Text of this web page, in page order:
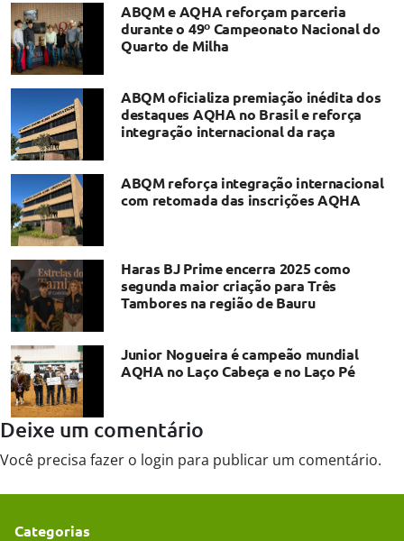
ABQM e AQHA reforçam parceria
durante o 49º Campeonato Nacional do
Quarto de Milha
ABQM oficializa premiação inédita dos
destaques AQHA no Brasil e reforça
integração internacional da raça
ABQM reforça integração internacional
com retomada das inscrições AQHA
Haras BJ Prime encerra 2025 como
segunda maior criação para Três
Tambores na região de Bauru
Junior Nogueira é campeão mundial
AQHA no Laço Cabeça e no Laço Pé
Deixe um comentário
Você precisa fazer o login para publicar um comentário.
Categorias